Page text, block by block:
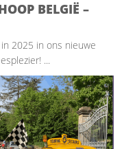
BELGIË –
2025 in ons nieuwe
...